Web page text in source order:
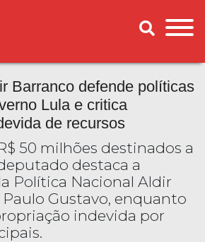
Barranco defende políticas
Lula e critica
de recursos
50 milhões destinados a
destaca a
Política Nacional Aldir
Paulo Gustavo, enquanto
indevida por